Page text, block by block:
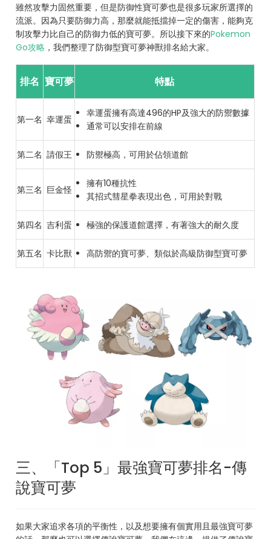
雖然攻擊力固然重要，但是防御性寶可夢也是很多玩家所選擇的
流派。因為只要防御力高，那麼就能抵擋掉一定的傷害，能夠克
制攻擊力比自己的防御力低的寶可夢。所以接下來的Pokemon
Go攻略 ，我們整理了防御型寶可夢神獸排名給大家。
排名 寶可夢 特點
第一名 幸運蛋
幸運蛋擁有高達496的HP及強大的防禦數據
通常可以安排在前線
第二名 請假王 防禦極高，可用於佔領道館
第三名 巨金怪
擁有10種抗性
其招式彗星拳表現出色，可用於對戰
第四名 吉利蛋 極強的保護道館選擇，有著強大的耐久度
第五名 卡比獸 高防禦的寶可夢、類似於高級防御型寶可夢
三、「Top 5」最強寶可夢排名-傳
說寶可夢
如果大家追求各項的平衡性，以及想要擁有個實用且最強寶可夢